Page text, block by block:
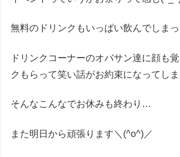
無料のドリンクもいっぱい飲んでしま
ドリンクコーナーのオバサン達に顔も
クもらって笑い話がお約束になってし
そんなこんなでお休みも終わり…
また明日から頑張ります＼(^o^)／